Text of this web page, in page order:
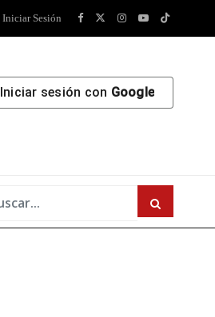
Iniciar Sesión
Iniciar sesión con Google